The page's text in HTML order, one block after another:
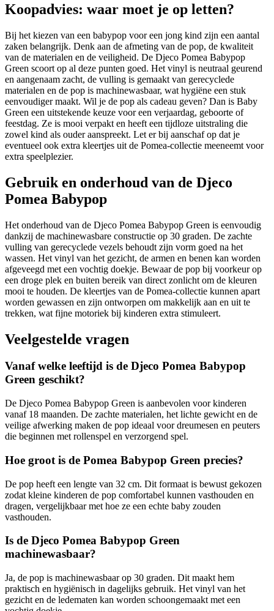
Koopadvies: waar moet je op letten?
Bij het kiezen van een babypop voor een jong kind zijn een aantal
zaken belangrijk. Denk aan de afmeting van de pop, de kwaliteit
van de materialen en de veiligheid. De Djeco Pomea Babypop
Green scoort op al deze punten goed. Het vinyl is neutraal geurend
en aangenaam zacht, de vulling is gemaakt van gerecyclede
materialen en de pop is machinewasbaar, wat hygiëne een stuk
eenvoudiger maakt. Wil je de pop als cadeau geven? Dan is Baby
Green een uitstekende keuze voor een verjaardag, geboorte of
feestdag. Ze is mooi verpakt en heeft een tijdloze uitstraling die
zowel kind als ouder aanspreekt. Let er bij aanschaf op dat je
eventueel ook extra kleertjes uit de Pomea-collectie meeneemt voor
extra speelplezier.
Gebruik en onderhoud van de Djeco
Pomea Babypop
Het onderhoud van de Djeco Pomea Babypop Green is eenvoudig
dankzij de machinewasbare constructie op 30 graden. De zachte
vulling van gerecyclede vezels behoudt zijn vorm goed na het
wassen. Het vinyl van het gezicht, de armen en benen kan worden
afgeveegd met een vochtig doekje. Bewaar de pop bij voorkeur op
een droge plek en buiten bereik van direct zonlicht om de kleuren
mooi te houden. De kleertjes van de Pomea-collectie kunnen apart
worden gewassen en zijn ontworpen om makkelijk aan en uit te
trekken, wat fijne motoriek bij kinderen extra stimuleert.
Veelgestelde vragen
Vanaf welke leeftijd is de Djeco Pomea Babypop
Green geschikt?
De Djeco Pomea Babypop Green is aanbevolen voor kinderen
vanaf 18 maanden. De zachte materialen, het lichte gewicht en de
veilige afwerking maken de pop ideaal voor dreumesen en peuters
die beginnen met rollenspel en verzorgend spel.
Hoe groot is de Pomea Babypop Green precies?
De pop heeft een lengte van 32 cm. Dit formaat is bewust gekozen
zodat kleine kinderen de pop comfortabel kunnen vasthouden en
dragen, vergelijkbaar met hoe ze een echte baby zouden
vasthouden.
Is de Djeco Pomea Babypop Green
machinewasbaar?
Ja, de pop is machinewasbaar op 30 graden. Dit maakt hem
praktisch en hygiënisch in dagelijks gebruik. Het vinyl van het
gezicht en de ledematen kan worden schoongemaakt met een